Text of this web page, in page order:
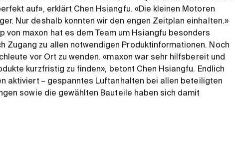
auf», erklärt Chen Hsiangfu. «Die kleinen Motoren
Nur deshalb konnten wir den engen Zeitplan einhalten.»
von maxon hat es dem Team um Hsiangfu besonders
Zugang zu allen notwendigen Produktinformationen. Noch
vor Ort zu wenden. «maxon war sehr hilfsbereit und
kurzfristig zu finden», betont Chen Hsiangfu. Endlich
aktiviert – gespanntes Luftanhalten bei allen beteiligten
sowie die gewählten Bauteile haben sich damit